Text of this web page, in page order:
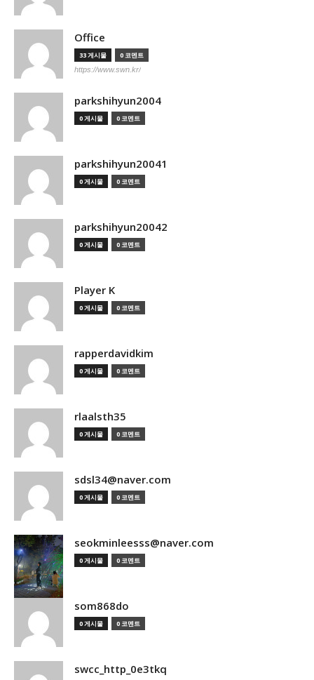
Office
33 게시물 0 코멘트
https://www.swn.kr/
parkshihyun2004
0 게시물 0 코멘트
parkshihyun20041
0 게시물 0 코멘트
parkshihyun20042
0 게시물 0 코멘트
Player K
0 게시물 0 코멘트
rapperdavidkim
0 게시물 0 코멘트
rlaalsth35
0 게시물 0 코멘트
sdsl34@naver.com
0 게시물 0 코멘트
seokminleesss@naver.com
0 게시물 0 코멘트
som868do
0 게시물 0 코멘트
swcc_http_0e3tkq